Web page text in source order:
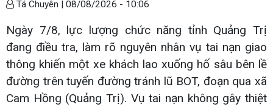
Tá Chuyên | 08/08/2026 - 10:06
Ngày 7/8, lực lượng chức năng tỉnh Quảng Trị
đang điều tra, làm rõ nguyên nhân vụ tai nạn giao
thông khiến một xe khách lao xuống hố sâu bên lề
đường trên tuyến đường tránh lũ BOT, đoạn qua xã
Cam Hồng (Quảng Trị). Vụ tai nạn không gây thiệt